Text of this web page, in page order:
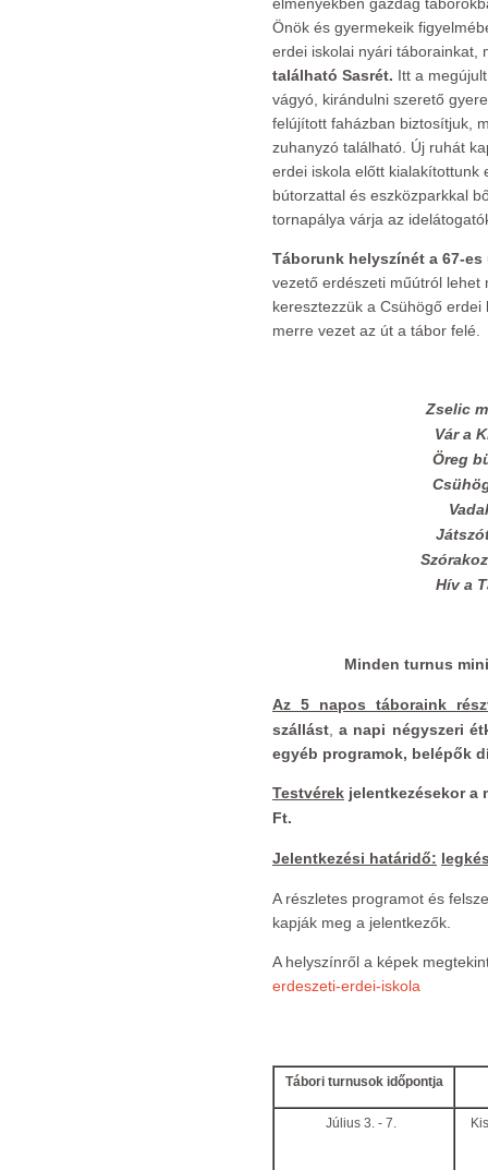
Önök és gyermekeik
erdei iskolai nyári táborainkat,
található Sasrét. Itt a
vágyó, kirándulni szerető
felújított faházban biztosítjuk,
zuhanyzó található. Új ruhát
erdei iskola előtt kialakítottunk
bútorzattal és eszközparkkal
tornapálya várja az
Táborunk helyszínét a 67-es
vezető erdészeti műútról lehet
keresztezzük a Csühögő
merre vezet az út a tábor felé.
Zselic
Vár a
Öreg
Hív a
Minden turnus
Az 5 napos táboraink
szállást ,a napi négyszeri
egyéb programok, belépők
Testvérek jelentkezésekor a
Ft.
Jelentkezési határidő:
A részletes programot és
kapják meg a jelentkezők.
A helyszínről a képek
erdeszeti-erdei-iskola
Tábori turnusok időpontja
Július 3. - 7.